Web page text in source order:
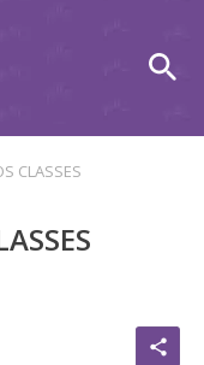
CLASSES
share